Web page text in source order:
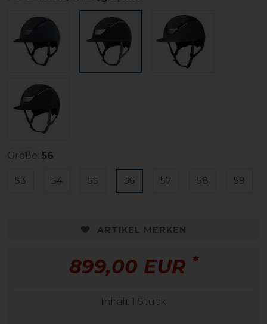
Größe: 56
53 54 55 56 57 58 59
ARTIKEL MERKEN
899,00 EUR *
Inhalt 1 Stück